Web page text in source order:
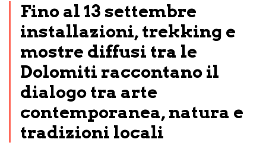
Fino al 13 settembre
installazioni, trekking e
mostre diffusi tra le
Dolomiti raccontano il
dialogo tra arte
contemporanea, natura e
tradizioni locali